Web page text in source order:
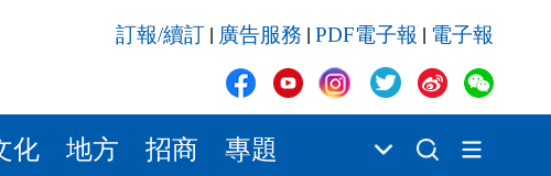
訂報/續訂 廣告服務 PDF電子報 電子報
化 地方 招商 專題